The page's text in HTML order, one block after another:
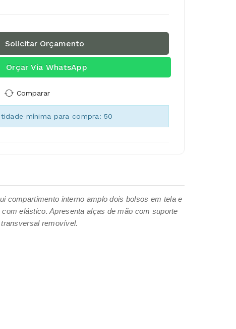
Solicitar Orçamento
Orçar Via WhatsApp
Comparar
mínima para compra: 50
compartimento interno amplo dois bolsos em tela e
elástico. Apresenta alças de mão com suporte
removível.